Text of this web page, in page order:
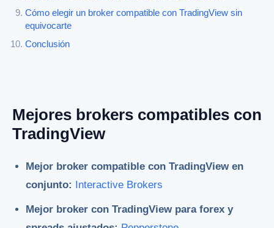
Cómo elegir un broker compatible con TradingView sin
equivocarte
Conclusión
Mejores brokers compatibles con
TradingView
Mejor broker compatible con TradingView en
conjunto:
Interactive Brokers
Mejor broker con TradingView para forex y